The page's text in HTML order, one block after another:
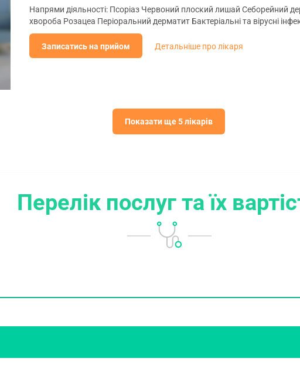
Напрями діяльності: Псоріаз Червоний плоский лишай Себорейний
хвороба Розацеа Періоральний дерматит Бактеріальні та вірусні
Записатись на прийом Детальніше про лікаря
Показати ще 5 лікарів
Перелік послуг та їх